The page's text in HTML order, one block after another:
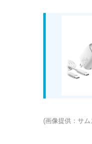
(画像提供：サ